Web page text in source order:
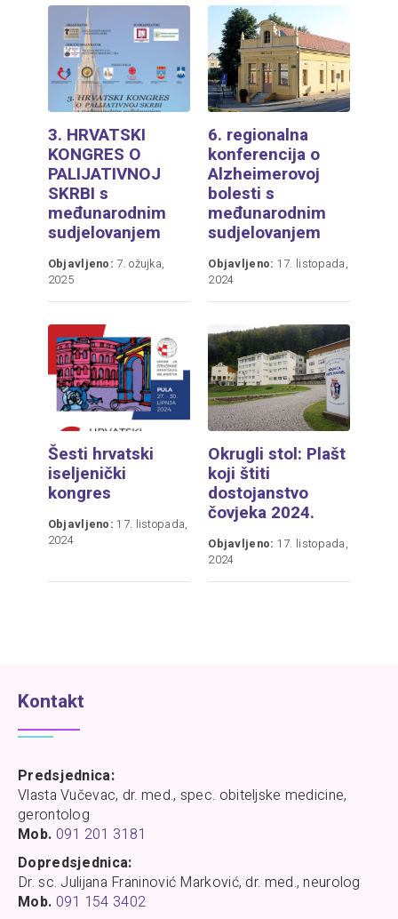
3. HRVATSKI
KONGRES O
PALIJATIVNOJ
SKRBI s
međunarodnim
sudjelovanjem
Objavljeno: 7. ožujka,
2025
6. regionalna
konferencija o
Alzheimerovoj
bolesti s
međunarodnim
sudjelovanjem
Objavljeno: 17. listopada,
2024
Šesti hrvatski
iseljenički
kongres
Objavljeno: 17. listopada,
2024
Okrugli stol: Plašt
koji štiti
dostojanstvo
čovjeka 2024.
Objavljeno: 17. listopada,
2024
Kontakt
Predsjednica:
Vlasta Vučevac, dr. med., spec. obiteljske medicine,
gerontolog
Mob. 091 201 3181
Dopredsjednica:
Dr. sc. Julijana Franinović Marković, dr. med., neurolog
Mob. 091 154 3402